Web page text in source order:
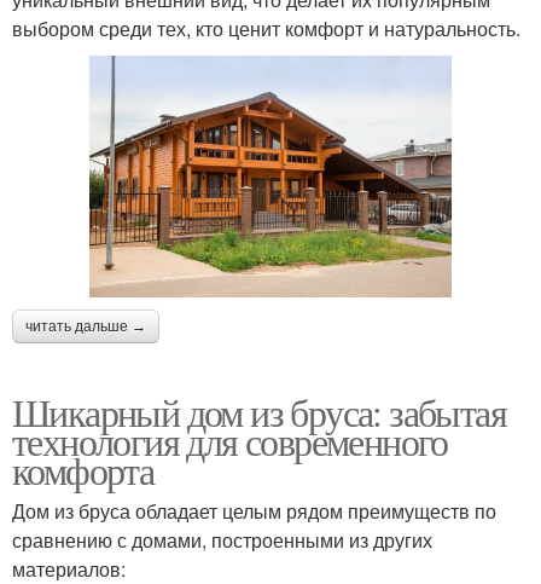
выбором среди тех, кто ценит комфорт и натуральность.
читать дальше →
Шикарный дом из бруса: забытая
технология для современного
комфорта
Дом из бруса обладает целым рядом преимуществ по
сравнению с домами, построенными из других
материалов: